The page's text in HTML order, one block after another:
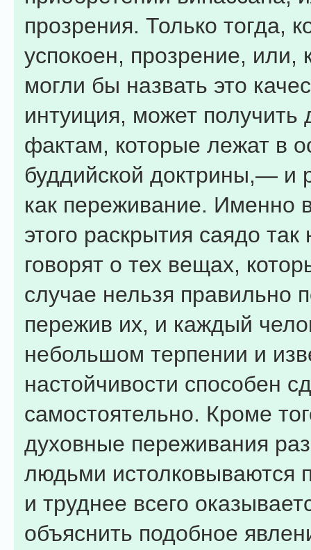
прозрения. Только тогда,
успокоен, прозрение, или,
могли бы назвать это
интуиция, может получить
фактам, которые лежат в
буддийской доктрины,— и
как переживание. Именно
этого раскрытия саядо так
говорят о тех вещах,
случае нельзя правильно
пережив их, и каждый
небольшом терпении и
настойчивости способен
самостоятельно. Кроме
духовные переживания
людьми истолковываются
и труднее всего
объяснить подобное